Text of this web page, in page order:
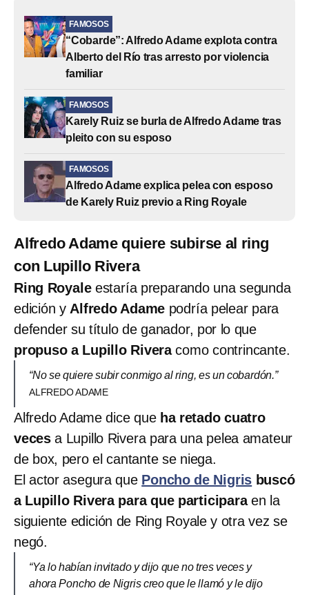
FAMOSOS
“Cobarde”: Alfredo Adame explota contra
Alberto del Río tras arresto por violencia
familiar
FAMOSOS
Karely Ruiz se burla de Alfredo Adame tras
pleito con su esposo
FAMOSOS
Alfredo Adame explica pelea con esposo
de Karely Ruiz previo a Ring Royale
Alfredo Adame quiere subirse al ring
con Lupillo Rivera
Ring Royaleestaría preparando una segunda
edición y Alfredo Adame podría pelear para
defender su título de ganador, por lo que
propuso a Lupillo Riveracomo contrincante.
“No se quiere subir conmigo al ring, es un cobardón.”
ALFREDO ADAME
Alfredo Adame dice que ha retado cuatro
veces a Lupillo Rivera para una pelea amateur
de box, pero el cantante se niega.
El actor asegura que Poncho de Nigris buscó
a Lupillo Rivera para que participaraen la
siguiente edición de Ring Royale y otra vez se
negó.
“Ya lo habían invitado y dijo que no tres veces y
ahora Poncho de Nigris creo que le llamó y le dijo